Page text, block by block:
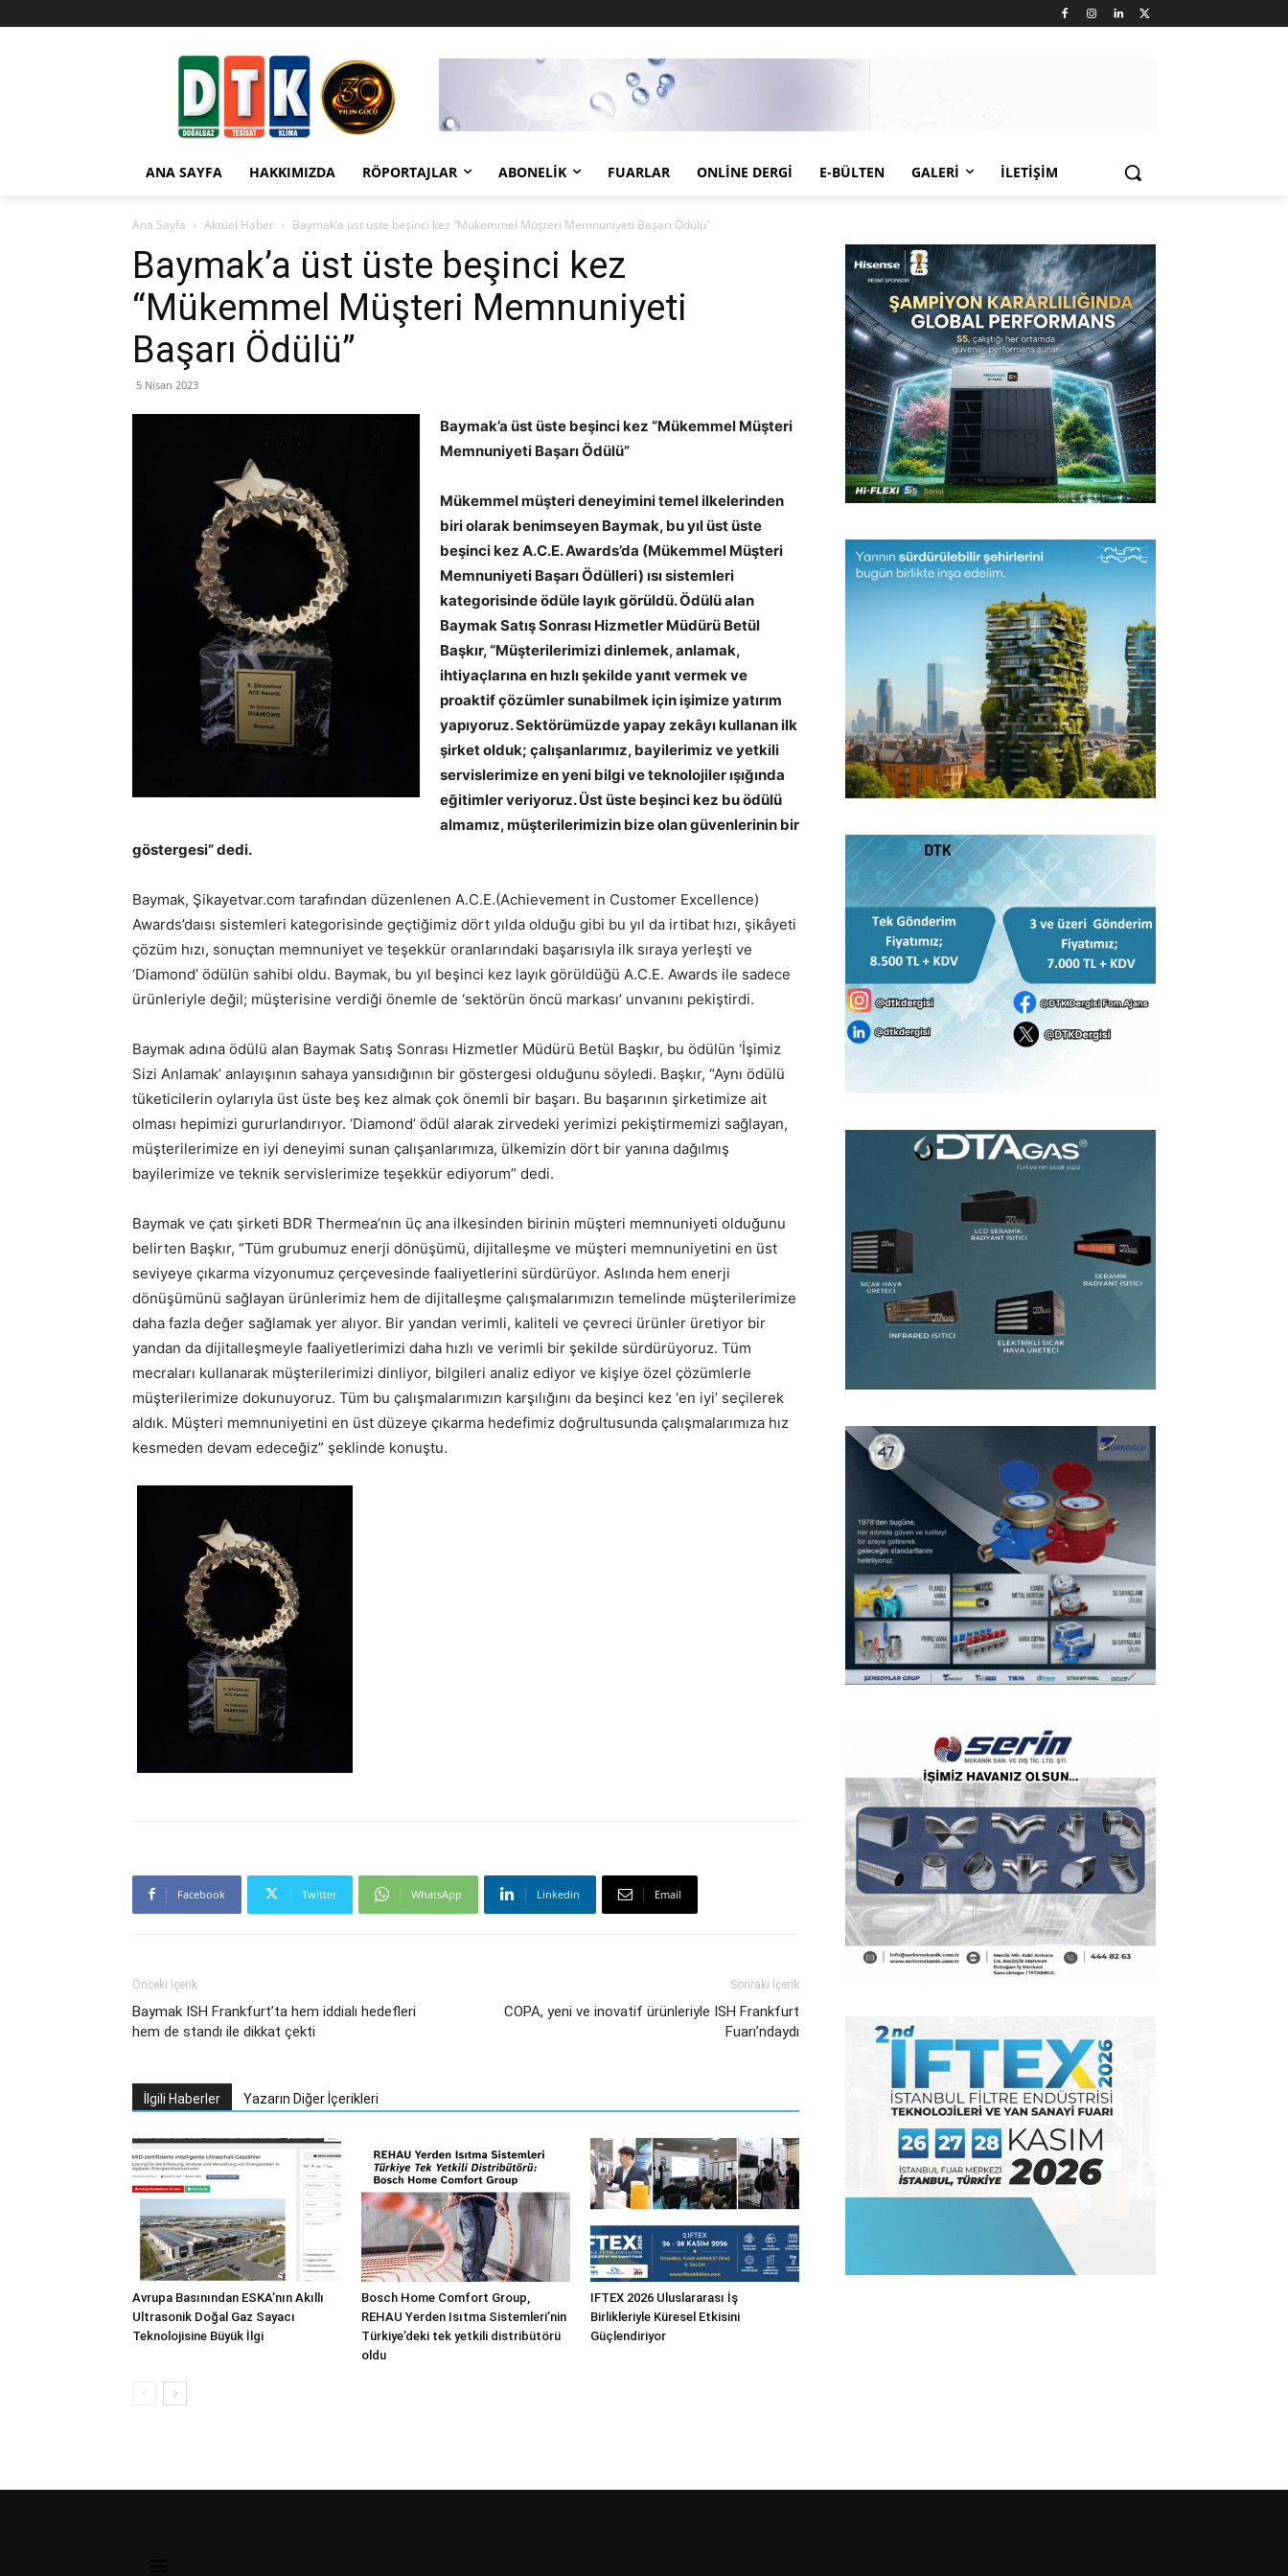
ANA SAYFA HAKKIMIZDA RÖPORTAJLAR ABONELIK FUARLAR ONLINE DERGI E-BÜLTEN GALERI İLETIŞIM
Ana Sayfa Aktüel Haber Baymak’a üst üste beşinci kez “Mükemmel Müşteri Memnuniyeti Başarı Ödülü”
Baymak’a üst üste beşinci kez
“Mükemmel Müşteri Memnuniyeti
Başarı Ödülü”
5 Nisan 2023
Baymak’a üst üste beşinci kez “Mükemmel Müşteri
Memnuniyeti Başarı Ödülü”
Mükemmel müşteri deneyimini temel ilkelerinden
biri olarak benimseyen Baymak, bu yıl üst üste
beşinci kez A.C.E. Awards’da (Mükemmel Müşteri
Memnuniyeti Başarı Ödülleri) ısı sistemleri
kategorisinde ödüle layık görüldü. Ödülü alan
Baymak Satış Sonrası Hizmetler Müdürü Betül
Başkır, “Müşterilerimizi dinlemek, anlamak,
ihtiyaçlarına en hızlı şekilde yanıt vermek ve
proaktif çözümler sunabilmek için işimize yatırım
yapıyoruz. Sektörümüzde yapay zekâyı kullanan ilk
şirket olduk; çalışanlarımız, bayilerimiz ve yetkili
servislerimize en yeni bilgi ve teknolojiler ışığında
eğitimler veriyoruz. Üst üste beşinci kez bu ödülü
almamız, müşterilerimizin bize olan güvenlerinin bir
göstergesi” dedi.
Baymak, Şikayetvar.com tarafından düzenlenen A.C.E.(Achievement in Customer Excellence)
Awards’daısı sistemleri kategorisinde geçtiğimiz dört yılda olduğu gibi bu yıl da irtibat hızı, şikâyeti
çözüm hızı, sonuçtan memnuniyet ve teşekkür oranlarındaki başarısıyla ilk sıraya yerleşti ve
‘Diamond’ ödülün sahibi oldu. Baymak, bu yıl beşinci kez layık görüldüğü A.C.E. Awards ile sadece
ürünleriyle değil; müşterisine verdiği önemle de ‘sektörün öncü markası’ unvanını pekiştirdi.
Baymak adına ödülü alan Baymak Satış Sonrası Hizmetler Müdürü Betül Başkır, bu ödülün ‘İşimiz
Sizi Anlamak’ anlayışının sahaya yansıdığının bir göstergesi olduğunu söyledi. Başkır, “Aynı ödülü
tüketicilerin oylarıyla üst üste beş kez almak çok önemli bir başarı. Bu başarının şirketimize ait
olması hepimizi gururlandırıyor. ‘Diamond’ ödül alarak zirvedeki yerimizi pekiştirmemizi sağlayan,
müşterilerimize en iyi deneyimi sunan çalışanlarımıza, ülkemizin dört bir yanına dağılmış
bayilerimize ve teknik servislerimize teşekkür ediyorum” dedi.
Baymak ve çatı şirketi BDR Thermea’nın üç ana ilkesinden birinin müşteri memnuniyeti olduğunu
belirten Başkır, “Tüm grubumuz enerji dönüşümü, dijitalleşme ve müşteri memnuniyetini en üst
seviyeye çıkarma vizyonumuz çerçevesinde faaliyetlerini sürdürüyor. Aslında hem enerji
dönüşümünü sağlayan ürünlerimiz hem de dijitalleşme çalışmalarımızın temelinde müşterilerimize
daha fazla değer sağlamak yer alıyor. Bir yandan verimli, kaliteli ve çevreci ürünler üretiyor bir
yandan da dijitalleşmeyle faaliyetlerimizi daha hızlı ve verimli bir şekilde sürdürüyoruz. Tüm
mecraları kullanarak müşterilerimizi dinliyor, bilgileri analiz ediyor ve kişiye özel çözümlerle
müşterilerimize dokunuyoruz. Tüm bu çalışmalarımızın karşılığını da beşinci kez ‘en iyi’ seçilerek
aldık. Müşteri memnuniyetini en üst düzeye çıkarma hedefimiz doğrultusunda çalışmalarımıza hız
kesmeden devam edeceğiz” şeklinde konuştu.
Facebook Twitter WhatsApp Linkedin Email
Önceki İçerik
Baymak ISH Frankfurt’ta hem iddialı hedefleri
hem de standı ile dikkat çekti
Sonraki İçerik
COPA, yeni ve inovatif ürünleriyle ISH Frankfurt
Fuarı’ndaydı
İlgili Haberler Yazarın Diğer İçerikleri
Avrupa Basınından ESKA’nın Akıllı
Ultrasonik Doğal Gaz Sayacı
Teknolojisine Büyük İlgi
Bosch Home Comfort Group,
REHAU Yerden Isıtma Sistemleri’nin
Türkiye’deki tek yetkili distribütörü
oldu
IFTEX 2026 Uluslararası İş
Birlikleriyle Küresel Etkisini
Güçlendiriyor